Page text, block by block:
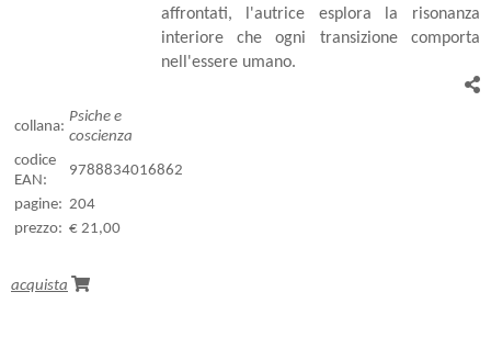
affrontati, l'autrice esplora la risonanza
interiore che ogni transizione comporta
nell'essere umano.
collana:
Psiche e
coscienza
codice
EAN:
9788834016862
pagine: 204
prezzo: € 21,00
acquista